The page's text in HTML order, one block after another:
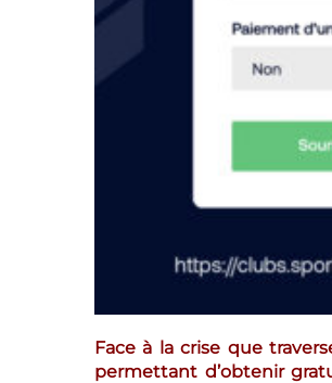
Face à la crise que
permettant d’obtenir